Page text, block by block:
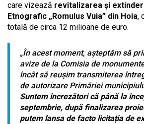
care vizează revitalizarea și
Etnografic „Romulus Vuia” din Hoia,
totală de circa 12 milioane de euro.
„În acest moment, așteptăm să
avize de la Comisia de
încât să reușim transmiterea
de autorizare Primăriei
Suntem încrezători că până la
septembrie, după finalizarea
putem lansa de facto licitația de